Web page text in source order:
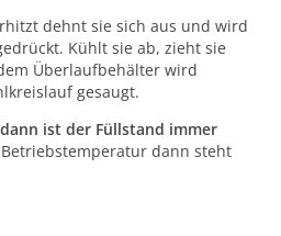
dehnt sie sich aus und wird
Kühlt sie ab, zieht sie
Überlaufbehälter wird
gesaugt.
ist der Füllstand immer
dann steht